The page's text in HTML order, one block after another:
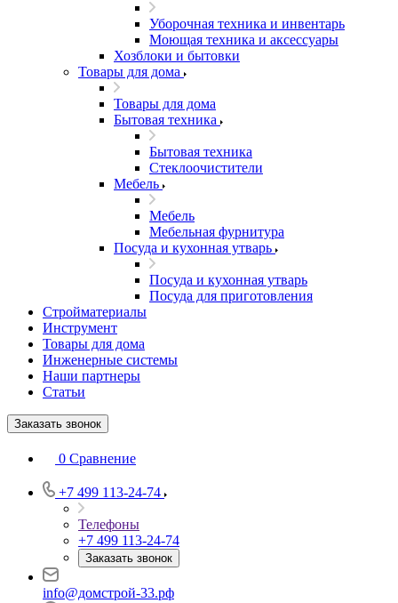
Уборочная техника и инвентарь
Моющая техника и аксессуары
Хозблоки и бытовки
Товары для дома
Товары для дома
Бытовая техника
Бытовая техника
Стеклоочистители
Мебель
Мебель
Мебельная фурнитура
Посуда и кухонная утварь
Посуда и кухонная утварь
Посуда для приготовления
Стройматериалы
Инструмент
Товары для дома
Инженерные системы
Наши партнеры
Статьи
Заказать звонок
0 Сравнение
+7 499 113-24-74
Телефоны
+7 499 113-24-74
Заказать звонок
info@домстрой-33.рф